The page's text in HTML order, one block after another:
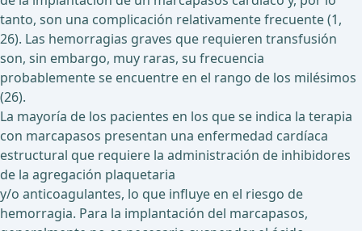
tanto, son una complicación relativamente frecuente (1,
26). Las hemorragias graves que requieren transfusión
son, sin embargo, muy raras, su frecuencia
probablemente se encuentre en el rango de los milésimos
(26).
La mayoría de los pacientes en los que se indica la terapia
con marcapasos presentan una enfermedad cardíaca
estructural que requiere la administración de inhibidores
de la agregación plaquetaria
y/o anticoagulantes, lo que influye en el riesgo de
hemorragia. Para la implantación del marcapasos,